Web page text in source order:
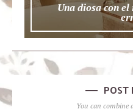
Una diosa con
POST
You can combine